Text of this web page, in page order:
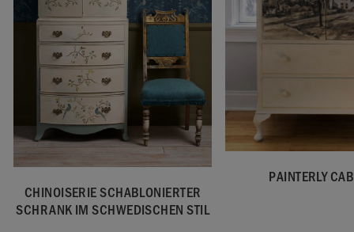
CHINOISERIE SCHABLONIERTER
SCHRANK IM SCHWEDISCHEN STIL
PAINTERLY